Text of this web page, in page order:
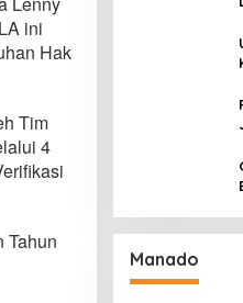
ini
Hak
Tim
4
Tahun
Manado